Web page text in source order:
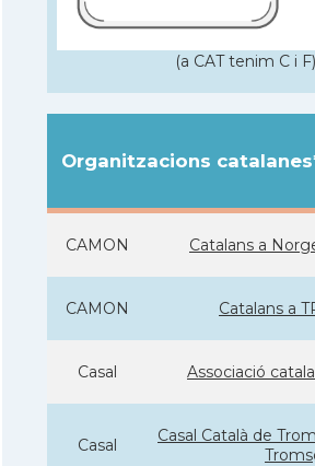
(a CAT tenim C i F)
Organitzacions
CAMON Catalans a
CAMON Catalans a
Casal Associació
Casal
Casal Català de